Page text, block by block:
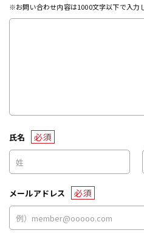
※お問い合わせ内容は1000文字以下で入力
氏名 必須
メールアドレス 必須